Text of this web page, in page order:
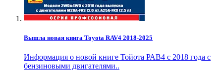
Вышла новая книга Toyota RAV4 2018-2025
Информация о новой книге Тойота РАВ4 с 2018 года с
бензиновыми двигателями..